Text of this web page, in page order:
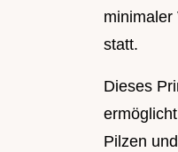
minimaler
statt.
Dieses
Pilzen